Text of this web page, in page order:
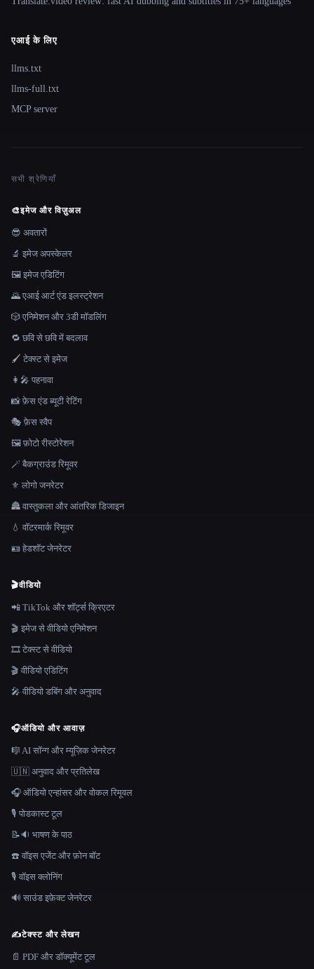
एआई के लिए
llms.txt
llms-full.txt
MCP server
सभी श्रेणियाँ
🎨इमेज और विज़ुअल
😎 अवतारों
🔬 इमेज अपस्केलर
🖼️ इमेज एडिटिंग
🌄 एआई आर्ट एंड इलस्ट्रेशन
🎲 एनिमेशन और 3डी मॉडलिंग
🔁 छवि से छवि में बदलाव
🖌️ टेक्स्ट से इमेज
👩‍🎤 पहनावा
📸 फ़ेस एंड ब्यूटी रेटिंग
🎭 फ़ेस स्वैप
🖼️ फ़ोटो रीस्टोरेशन
🪄 बैकग्राउंड रिमूवर
⚜️ लोगो जनरेटर
🏯 वास्तुकला और आंतरिक डिजाइन
💧 वॉटरमार्क रिमूवर
🪪 हेडशॉट जेनरेटर
🎬वीडियो
📲 TikTok और शॉर्ट्स क्रिएटर
🎬 इमेज से वीडियो एनिमेशन
🎞️ टेक्स्ट से वीडियो
🎬 वीडियो एडिटिंग
🎤 वीडियो डबिंग और अनुवाद
🎧ऑडियो और आवाज़
🎼 AI सॉन्ग और म्यूज़िक जेनरेटर
🇺🇳 अनुवाद और प्रतिलेख
🎧 ऑडियो एन्हांसर और वोकल रिमूवल
🎙️ पोडकास्ट टूल
📝🔉 भाषण के पाठ
☎️ वॉइस एजेंट और फ़ोन बॉट
🎙️ वॉइस क्लोनिंग
🔊 साउंड इफ़ेक्ट जेनरेटर
✍️टेक्स्ट और लेखन
📄 PDF और डॉक्यूमेंट टूल